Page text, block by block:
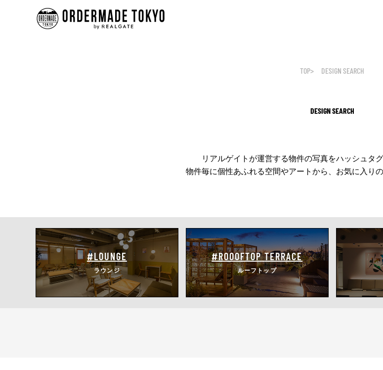
TOP DESIGN SEARCH
DESIGN SEARCH
リアルゲイトが運営する物件の写真をハッシュタ
物件毎に個性あふれる空間やアートから、お気に入り
#LOUNGE
ラウンジ
#ROOOFTOP TERRACE
ルーフトップ